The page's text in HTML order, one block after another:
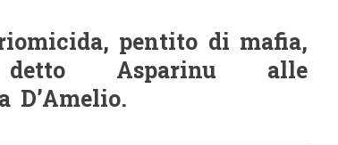
pentito di mafia,
Asparinu alle
D’Amelio.